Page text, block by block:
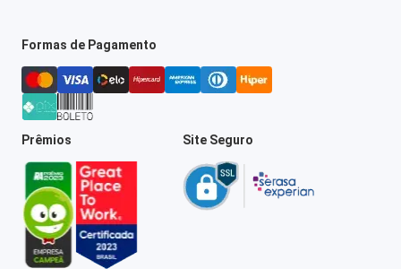
Formas de Pagamento
Prêmios Site Seguro